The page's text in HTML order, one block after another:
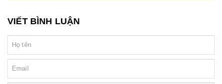
VIẾT BÌNH LUẬN